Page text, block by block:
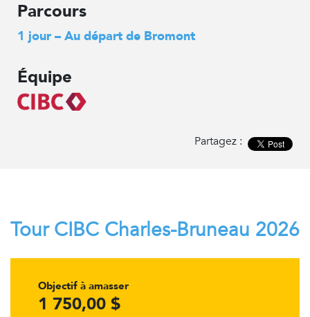
Parcours
1 jour – Au départ de Bromont
Équipe
Partagez :
Tour CIBC Charles-Bruneau 2026
Objectif à amasser
1 750,00 $